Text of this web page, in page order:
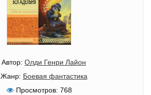
Автор: Олди Генри Лайон
Жанр: Боевая фантастика
Просмотров: 768